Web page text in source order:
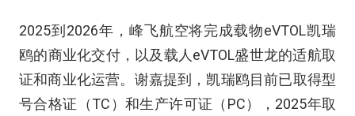
2025到2026年，峰飞航空将完成载物eVTOL凯瑞
鸥的商业化交付，以及载人eVTOL盛世龙的适航取
证和商业化运营。谢嘉提到，凯瑞鸥目前已取得型
号合格证（TC）和生产许可证（PC），2025年取